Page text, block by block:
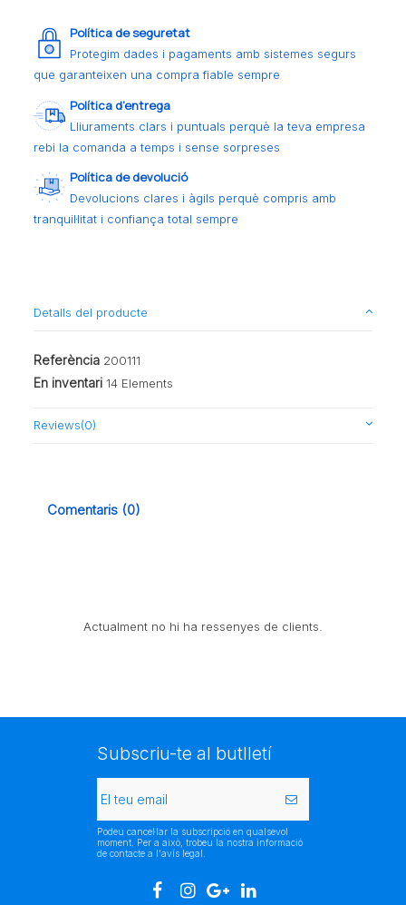
Política de seguretat
Protegim dades i pagaments amb sistemes segurs
que garanteixen una compra fiable sempre
Política d’entrega
Lliuraments clars i puntuals perquè la teva empresa
rebi la comanda a temps i sense sorpreses
Política de devolució
Devolucions clares i àgils perquè compris amb
tranquil·litat i confiança total sempre
Detalls del producte
Referència 200111
En inventari 14 Elements
Reviews(0)
Comentaris (0)
Actualment no hi ha ressenyes de clients.
Subscriu-te al butlletí
Podeu cancel·lar la subscripció en qualsevol
moment. Per a això, trobeu la nostra informació
de contacte a l'avís legal.